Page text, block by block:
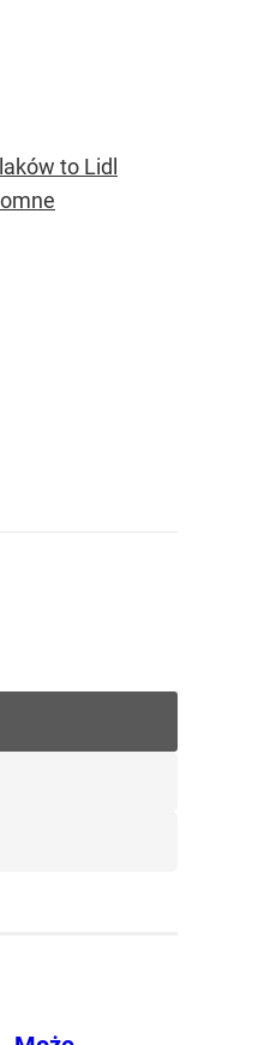
to Lidl